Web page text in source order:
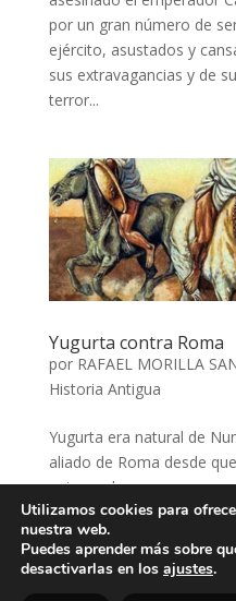
por un gran número de
ejército, asustados y
sus extravagancias y de
terror...
Yugurta contra Roma
por RAFAEL MORILLA
Historia Antigua
Yugurta era natural de
aliado de Roma desde
uniese a los romanos en
hijo ilegítimo de
Masinissa y como tal no
el trono, pero...
Utilizamos cookies para
nuestra web.
Puedes aprender más sobre
desactivarlas en los ajustes.